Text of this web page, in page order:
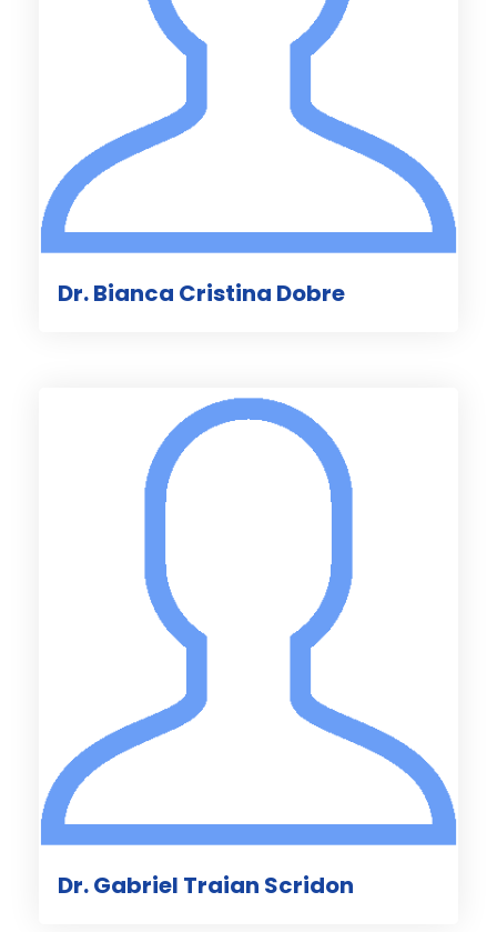
Dr. Bianca Cristina Dobre
Dr. Gabriel Traian Scridon